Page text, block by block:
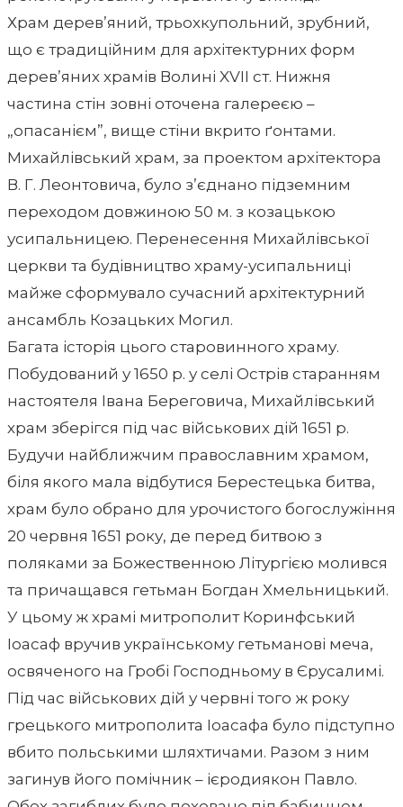
Храм дерев’яний, трьохкупольний, зрубний,
що є традиційним для архітектурних форм
дерев’яних храмів Волині XVII ст. Нижня
частина стін зовні оточена галереєю –
„oпacaнiєм”, вище стіни вкрито ґонтами.
Михайлівський храм, за проектом архітектора
В. Г. Леонтовича, було з’єднано підземним
переходом довжиною 50 м. з козацькою
усипальницею. Перенесення Михайлівської
церкви та будівництво храму-усипальниці
майже сформувало сучасний архітектурний
ансамбль Козацьких Могил.
Багата історія цього старовинного храму.
Побудований у 1650 р. у селі Острів старанням
настоятеля Івана Береговича, Михайлівський
храм зберігся під час військових дій 1651 р.
Будучи найближчим православним храмом,
біля якого мала відбутися Берестецька битва,
храм було обрано для урочистого богослужіння
20 червня 1651 року, де перед битвою з
поляками за Божественною Літургією молився
та причащався гетьман Богдан Хмельницький.
У цьому ж храмі митрополит Коринфський
Іоасаф вручив українському гетьманові меча,
освяченого на Гробі Господньому в Єрусалимі.
Під час військових дій у червні того ж року
грецького митрополита Іоасафа було підступно
вбито польськими шляхтичами. Разом з ним
загинув його помічник – ієродиякон Павло.